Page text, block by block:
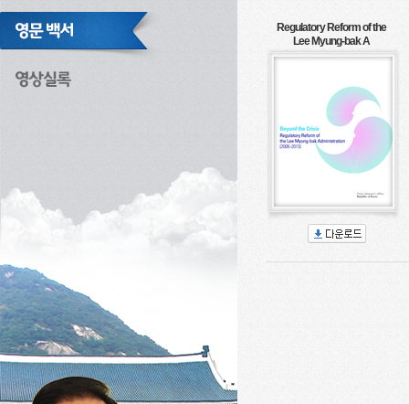
Regulatory Reform of the
Lee Myung-bak A